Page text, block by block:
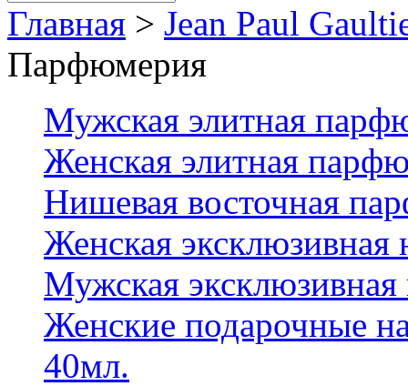
Главная > Jean Paul
Парфюмерия
Мужская элитная
Женская элитная
Нишевая восточная
Женская
Мужская
Женские подарочные
40мл.